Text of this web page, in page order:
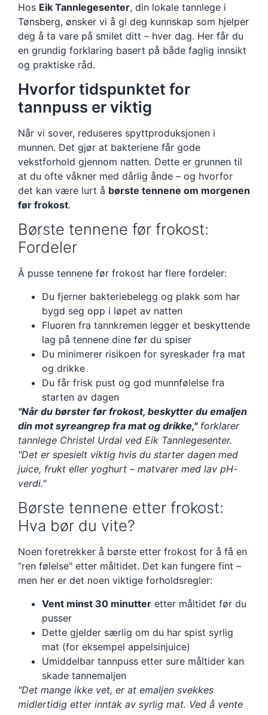
Hos Eik Tannlegesenter, din lokale tannlege i
Tønsberg, ønsker vi å gi deg kunnskap som hjelper
deg å ta vare på smilet ditt – hver dag. Her får du
en grundig forklaring basert på både faglig innsikt
og praktiske råd.
Hvorfor tidspunktet for
tannpuss er viktig
Når vi sover, reduseres spyttproduksjonen i
munnen. Det gjør at bakteriene får gode
vekstforhold gjennom natten. Dette er grunnen til
at du ofte våkner med dårlig ånde – og hvorfor
det kan være lurt å børste tennene om morgenen
før frokost.
Børste tennene før frokost:
Fordeler
Å pusse tennene før frokost har flere fordeler:
Du fjerner bakteriebelegg og plakk som har
bygd seg opp i løpet av natten
Fluoren fra tannkremen legger et beskyttende
lag på tennene dine før du spiser
Du minimerer risikoen for syreskader fra mat
og drikke
Du får frisk pust og god munnfølelse fra
starten av dagen
"Når du børster før frokost, beskytter du emaljen
din mot syreangrep fra mat og drikke,"forklarer
tannlege Christel Urdal ved Eik Tannlegesenter.
"Det er spesielt viktig hvis du starter dagen med
juice, frukt eller yoghurt – matvarer med lav pH-
verdi."
Børste tennene etter frokost:
Hva bør du vite?
Noen foretrekker å børste etter frokost for å få en
"ren følelse" etter måltidet. Det kan fungere fint –
men her er det noen viktige forholdsregler:
Vent minst 30 minutter etter måltidet før du
pusser
Dette gjelder særlig om du har spist syrlig
mat (for eksempel appelsinjuice)
Umiddelbar tannpuss etter sure måltider kan
skade tannemaljen
"Det mange ikke vet, er at emaljen svekkes
midlertidig etter inntak av syrlig mat. Ved å vente